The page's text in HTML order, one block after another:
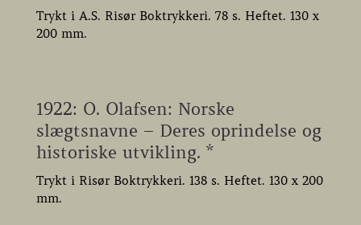
Trykt i A.S. Risør Boktrykkeri. 78 s. Heftet. 130 x
200 mm.
1922: O. Olafsen: Norske
slægtsnavne – Deres oprindelse og
historiske utvikling. *
Trykt i Risør Boktrykkeri. 138 s. Heftet. 130 x 200
mm.